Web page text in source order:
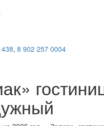
, 8 902 257 0004